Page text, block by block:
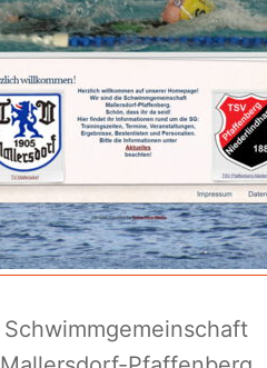
Schwimmgemeinschaft